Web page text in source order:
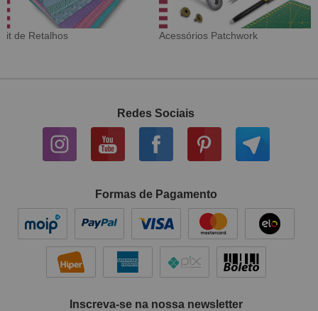
Patchwork Tecido Digital
Redes Sociais
Formas de Pagamento
Inscreva-se na nossa newsletter